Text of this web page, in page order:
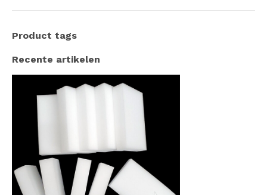
Product tags
Recente artikelen